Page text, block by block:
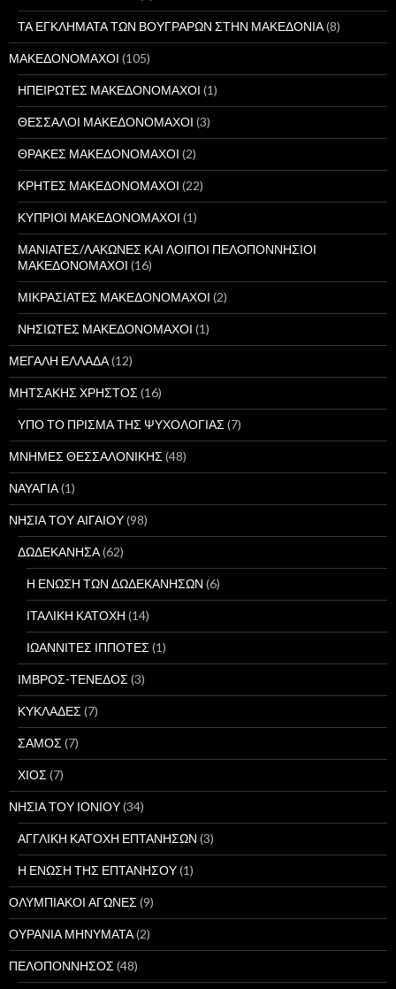
ΤΑ ΕΓΚΛΗΜΑΤΑ ΤΩΝ ΒΟΥΓΡΑΡΩΝ ΣΤΗΝ ΜΑΚΕΔΟΝΙΑ(8)
ΜΑΚΕΔΟΝΟΜΑΧΟΙ (105)
ΗΠΕΙΡΩΤΕΣ ΜΑΚΕΔΟΝΟΜΑΧΟΙ (1)
ΘΕΣΣΑΛΟΙ ΜΑΚΕΔΟΝΟΜΑΧΟΙ (3)
ΘΡΑΚΕΣ ΜΑΚΕΔΟΝΟΜΑΧΟΙ (2)
ΚΡΗΤΕΣ ΜΑΚΕΔΟΝΟΜΑΧΟΙ (22)
ΚΥΠΡΙΟΙ ΜΑΚΕΔΟΝΟΜΑΧΟΙ (1)
ΜΑΝΙΑΤΕΣ/ΛΑΚΩΝΕΣ ΚΑΙ ΛΟΙΠΟΙ ΠΕΛΟΠΟΝΝΗΣΙΟΙ
ΜΑΚΕΔΟΝΟΜΑΧΟΙ (16)
ΜΙΚΡΑΣΙΑΤΕΣ ΜΑΚΕΔΟΝΟΜΑΧΟΙ (2)
ΝΗΣΙΩΤΕΣ ΜΑΚΕΔΟΝΟΜΑΧΟΙ (1)
ΜΕΓΑΛΗ ΕΛΛΑΔΑ(12)
ΜΗΤΣΑΚΗΣ ΧΡΗΣΤΟΣ (16)
ΥΠΟ ΤΟ ΠΡΙΣΜΑ ΤΗΣ ΨΥΧΟΛΟΓΙΑΣ (7)
ΜΝΗΜΕΣ ΘΕΣΣΑΛΟΝΙΚΗΣ (48)
ΝΑΥΑΓΙΑ(1)
ΝΗΣΙΑ ΤΟΥ ΑΙΓΑΙΟΥ(98)
ΔΩΔΕΚΑΝΗΣΑ(62)
Η ΕΝΩΣΗ ΤΩΝ ΔΩΔΕΚΑΝΗΣΩΝ (6)
ΙΤΑΛΙΚΗ ΚΑΤΟΧΗ (14)
ΙΩΑΝΝΙΤΕΣ ΙΠΠΟΤΕΣ (1)
ΙΜΒΡΟΣ-ΤΕΝΕΔΟΣ (3)
ΚΥΚΛΑΔΕΣ (7)
ΣΑΜΟΣ (7)
ΧΙΟΣ (7)
ΝΗΣΙΑ ΤΟΥ ΙΟΝΙΟΥ(34)
ΑΓΓΛΙΚΗ ΚΑΤΟΧΗ ΕΠΤΑΝΗΣΩΝ (3)
Η ΕΝΩΣΗ ΤΗΣ ΕΠΤΑΝΗΣΟΥ(1)
ΟΛΥΜΠΙΑΚΟΙ ΑΓΩΝΕΣ (9)
ΟΥΡΑΝΙΑ ΜΗΝΥΜΑΤΑ(2)
ΠΕΛΟΠΟΝΝΗΣΟΣ (48)